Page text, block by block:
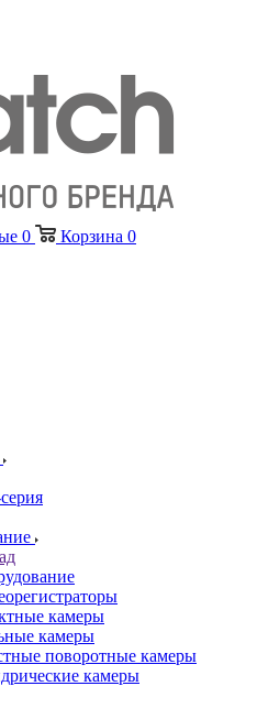
0 Корзина 0
камеры
камеры
поворотные камеры
камеры